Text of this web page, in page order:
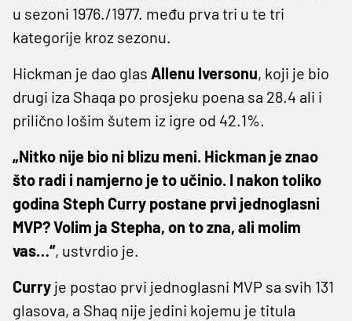
u sezoni 1976./1977. među prva tri u te tri
kategorije kroz sezonu.
Hickman je dao glas Allenu Iversonu, koji je bio
drugi iza Shaqa po prosjeku poena sa 28.4 ali i
prilično lošim šutem iz igre od 42.1%.
„Nitko nije bio ni blizu meni. Hickman je znao
što radi i namjerno je to učinio. I nakon toliko
godina Steph Curry postane prvi jednoglasni
MVP? Volim ja Stepha, on to zna, ali molim
vas…“, ustvrdio je.
Curry je postao prvi jednoglasni MVP sa svih 131
glasova, a Shaq nije jedini kojemu je titula